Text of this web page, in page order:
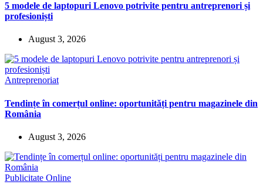
5 modele de laptopuri Lenovo potrivite pentru antreprenori și
profesioniști
August 3, 2026
Antreprenoriat
Tendințe în comerțul online: oportunități pentru magazinele din
România
August 3, 2026
Publicitate Online